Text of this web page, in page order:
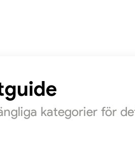
kategorier för